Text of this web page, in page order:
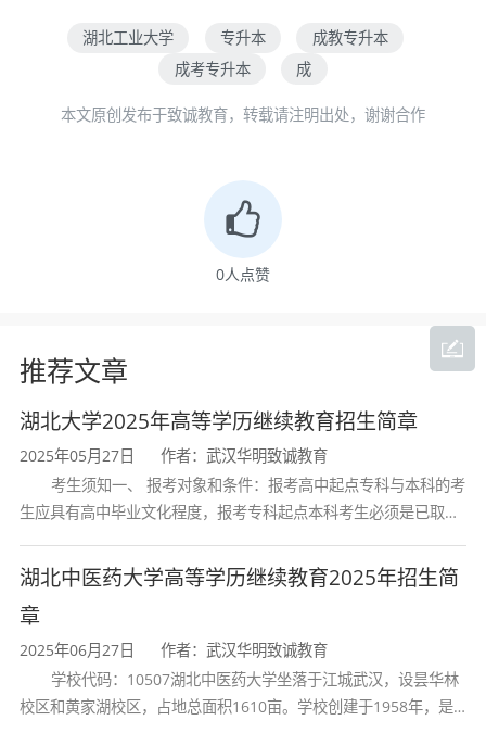
湖北工业大学 专升本
成教专升本
成考专升本
成
本文原创发布于致诚教育，转载请注明出处，谢谢合作
0人点赞
推荐文章
湖北大学2025年高等学历继续教育招生简章
2025年05月27日
作者：武汉华明致诚教育
考生须知一、 报考对象和条件：报考高中起点专科与本科的考
生应具有高中毕业文化程度，报考专科起点本科考生必须是已取得
构颁发的大学专科毕业证书的人
湖北中医药大学高等学历继续教育2025年招生简
章
2025年06月27日
作者：武汉华明致诚教育
学校代码：10507湖北中医药大学坐落于江城武汉，设昙华林
校区和黄家湖校区，占地总面积1610亩。学校创建于1958年，是